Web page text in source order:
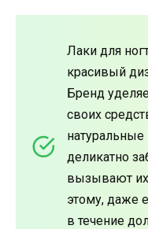
Лаки для
красивый
Бренд
своих
деликатно
вызывают
этому, даже
в течение